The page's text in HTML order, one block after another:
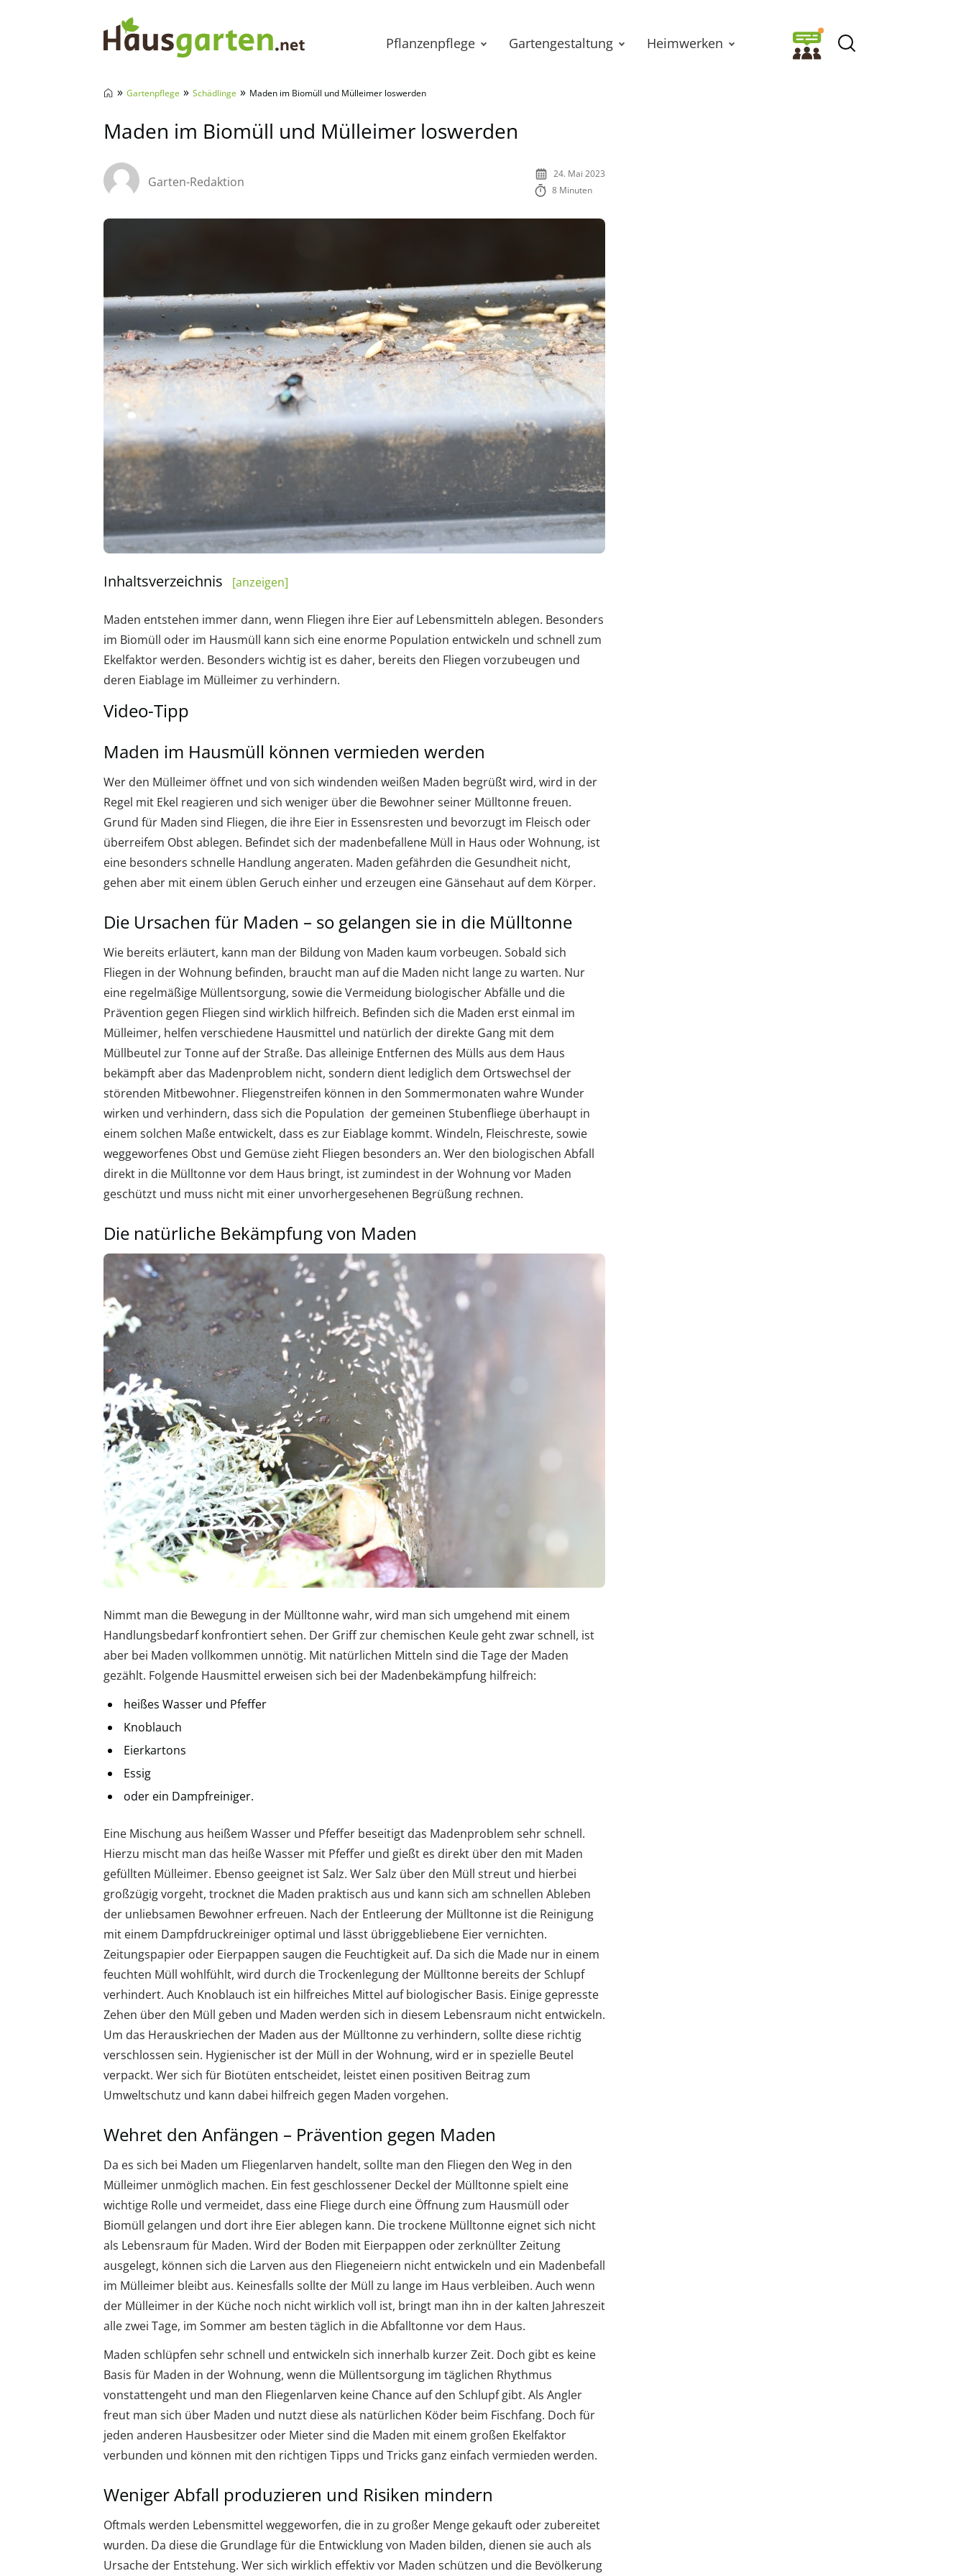
Pflanzenpflege Gartengestaltung Heimwerken
» Gartenpflege » Schädlinge » Maden im Biomüll und Mülleimer loswerden
Maden im Biomüll und Mülleimer loswerden
Garten-Redaktion
24. Mai 2023
8 Minuten
Inhaltsverzeichnis [anzeigen]
Maden entstehen immer dann, wenn Fliegen ihre Eier auf Lebensmitteln ablegen. Besonders
im Biomüll oder im Hausmüll kann sich eine enorme Population entwickeln und schnell zum
Ekelfaktor werden. Besonders wichtig ist es daher, bereits den Fliegen vorzubeugen und
deren Eiablage im Mülleimer zu verhindern.
Video-Tipp
Maden im Hausmüll können vermieden werden
Wer den Mülleimer öffnet und von sich windenden weißen Maden begrüßt wird, wird in der
Regel mit Ekel reagieren und sich weniger über die Bewohner seiner Mülltonne freuen.
Grund für Maden sind Fliegen, die ihre Eier in Essensresten und bevorzugt im Fleisch oder
überreifem Obst ablegen. Befindet sich der madenbefallene Müll in Haus oder Wohnung, ist
eine besonders schnelle Handlung angeraten. Maden gefährden die Gesundheit nicht,
gehen aber mit einem üblen Geruch einher und erzeugen eine Gänsehaut auf dem Körper.
Die Ursachen für Maden – so gelangen sie in die Mülltonne
Wie bereits erläutert, kann man der Bildung von Maden kaum vorbeugen. Sobald sich
Fliegen in der Wohnung befinden, braucht man auf die Maden nicht lange zu warten. Nur
eine regelmäßige Müllentsorgung, sowie die Vermeidung biologischer Abfälle und die
Prävention gegen Fliegen sind wirklich hilfreich. Befinden sich die Maden erst einmal im
Mülleimer, helfen verschiedene Hausmittel und natürlich der direkte Gang mit dem
Müllbeutel zur Tonne auf der Straße. Das alleinige Entfernen des Mülls aus dem Haus
bekämpft aber das Madenproblem nicht, sondern dient lediglich dem Ortswechsel der
störenden Mitbewohner. Fliegenstreifen können in den Sommermonaten wahre Wunder
wirken und verhindern, dass sich die Population der gemeinen Stubenfliege überhaupt in
einem solchen Maße entwickelt, dass es zur Eiablage kommt. Windeln, Fleischreste, sowie
weggeworfenes Obst und Gemüse zieht Fliegen besonders an. Wer den biologischen Abfall
direkt in die Mülltonne vor dem Haus bringt, ist zumindest in der Wohnung vor Maden
geschützt und muss nicht mit einer unvorhergesehenen Begrüßung rechnen.
Die natürliche Bekämpfung von Maden
Nimmt man die Bewegung in der Mülltonne wahr, wird man sich umgehend mit einem
Handlungsbedarf konfrontiert sehen. Der Griff zur chemischen Keule geht zwar schnell, ist
aber bei Maden vollkommen unnötig. Mit natürlichen Mitteln sind die Tage der Maden
gezählt. Folgende Hausmittel erweisen sich bei der Madenbekämpfung hilfreich:
heißes Wasser und Pfeffer
Knoblauch
Eierkartons
Essig
oder ein Dampfreiniger.
Eine Mischung aus heißem Wasser und Pfeffer beseitigt das Madenproblem sehr schnell.
Hierzu mischt man das heiße Wasser mit Pfeffer und gießt es direkt über den mit Maden
gefüllten Mülleimer. Ebenso geeignet ist Salz. Wer Salz über den Müll streut und hierbei
großzügig vorgeht, trocknet die Maden praktisch aus und kann sich am schnellen Ableben
der unliebsamen Bewohner erfreuen. Nach der Entleerung der Mülltonne ist die Reinigung
mit einem Dampfdruckreiniger optimal und lässt übriggebliebene Eier vernichten.
Zeitungspapier oder Eierpappen saugen die Feuchtigkeit auf. Da sich die Made nur in einem
feuchten Müll wohlfühlt, wird durch die Trockenlegung der Mülltonne bereits der Schlupf
verhindert. Auch Knoblauch ist ein hilfreiches Mittel auf biologischer Basis. Einige gepresste
Zehen über den Müll geben und Maden werden sich in diesem Lebensraum nicht entwickeln.
Um das Herauskriechen der Maden aus der Mülltonne zu verhindern, sollte diese richtig
verschlossen sein. Hygienischer ist der Müll in der Wohnung, wird er in spezielle Beutel
verpackt. Wer sich für Biotüten entscheidet, leistet einen positiven Beitrag zum
Umweltschutz und kann dabei hilfreich gegen Maden vorgehen.
Wehret den Anfängen – Prävention gegen Maden
Da es sich bei Maden um Fliegenlarven handelt, sollte man den Fliegen den Weg in den
Mülleimer unmöglich machen. Ein fest geschlossener Deckel der Mülltonne spielt eine
wichtige Rolle und vermeidet, dass eine Fliege durch eine Öffnung zum Hausmüll oder
Biomüll gelangen und dort ihre Eier ablegen kann. Die trockene Mülltonne eignet sich nicht
als Lebensraum für Maden. Wird der Boden mit Eierpappen oder zerknüllter Zeitung
ausgelegt, können sich die Larven aus den Fliegeneiern nicht entwickeln und ein Madenbefall
im Mülleimer bleibt aus. Keinesfalls sollte der Müll zu lange im Haus verbleiben. Auch wenn
der Mülleimer in der Küche noch nicht wirklich voll ist, bringt man ihn in der kalten Jahreszeit
alle zwei Tage, im Sommer am besten täglich in die Abfalltonne vor dem Haus.
Maden schlüpfen sehr schnell und entwickeln sich innerhalb kurzer Zeit. Doch gibt es keine
Basis für Maden in der Wohnung, wenn die Müllentsorgung im täglichen Rhythmus
vonstattengeht und man den Fliegenlarven keine Chance auf den Schlupf gibt. Als Angler
freut man sich über Maden und nutzt diese als natürlichen Köder beim Fischfang. Doch für
jeden anderen Hausbesitzer oder Mieter sind die Maden mit einem großen Ekelfaktor
verbunden und können mit den richtigen Tipps und Tricks ganz einfach vermieden werden.
Weniger Abfall produzieren und Risiken mindern
Oftmals werden Lebensmittel weggeworfen, die in zu großer Menge gekauft oder zubereitet
wurden. Da diese die Grundlage für die Entwicklung von Maden bilden, dienen sie auch als
Ursache der Entstehung. Wer sich wirklich effektiv vor Maden schützen und die Bevölkerung